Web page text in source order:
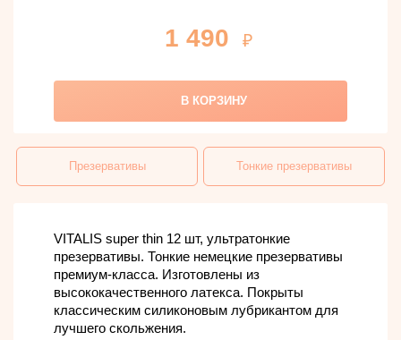
1 490
В КОРЗИНУ
Презервативы Тонкие презервативы
VITALIS super thin 12 шт, ультратонкие
презервативы. Тонкие немецкие презервативы
премиум-класса. Изготовлены из
высококачественного латекса. Покрыты
классическим силиконовым лубрикантом для
лучшего скольжения.